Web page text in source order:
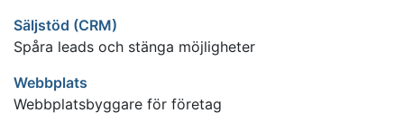
Säljstöd (CRM)
Spåra leads och stänga möjligheter
Webbplats
Webbplatsbyggare för företag